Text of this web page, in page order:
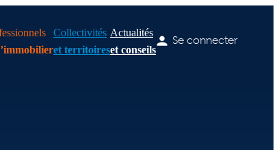
Collectivités
et territoires
Actualités
et conseils
Se connecter